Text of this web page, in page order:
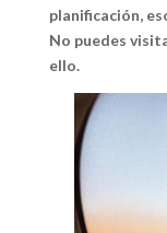
planificación,
No puedes
ello.